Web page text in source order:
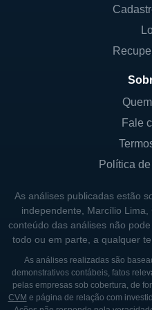
evolução e cada vez
disso, a empresa
produtos voltados
Os produtos da A10
fundamentais para
suas operações em
mais integrados e
compete com outras
se destaca por sua
qualidade de suas
uma base de clientes
PAIS ONDE A A10
Fale
Política
As análises publicadas estão
independente, Marcílio
conteúdo das análises não
todo ou em parte, a qualquer
As análises realizadas são
demonstrativos contábeis, fatos
pelas empresas sob cobertura, de
CVM e página de relação com